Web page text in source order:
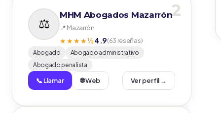
2
MHM Abogados Mazarrón
📍 Mazarrón
★★★★½4.9(63 reseñas)
Abogado
Abogado administrativo
Abogado penalista
📞 Llamar 🌐 Web Ver perfil →